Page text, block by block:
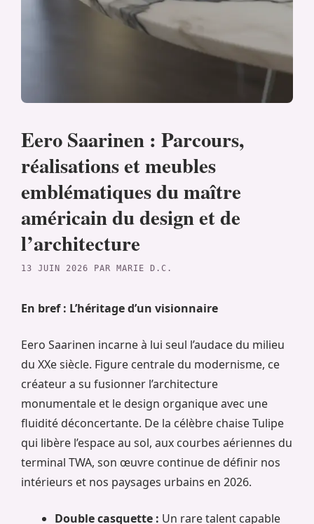
Eero Saarinen : Parcours,
réalisations et meubles
emblématiques du maître
américain du design et de
l’architecture
13 JUIN 2026 PAR MARIE D.C.
En bref : L’héritage d’un visionnaire
Eero Saarinen incarne à lui seul l’audace du milieu
du XXe siècle. Figure centrale du modernisme, ce
créateur a su fusionner l’architecture
monumentale et le design organique avec une
fluidité déconcertante. De la célèbre chaise Tulipe
qui libère l’espace au sol, aux courbes aériennes du
terminal TWA, son œuvre continue de définir nos
intérieurs et nos paysages urbains en 2026.
Double casquette : Un rare talent capable